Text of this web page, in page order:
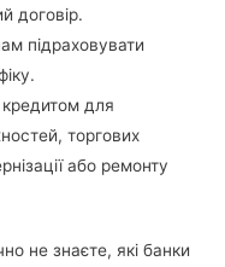
договір.
підраховувати
для
торгових
або ремонту
не знаєте, які банки